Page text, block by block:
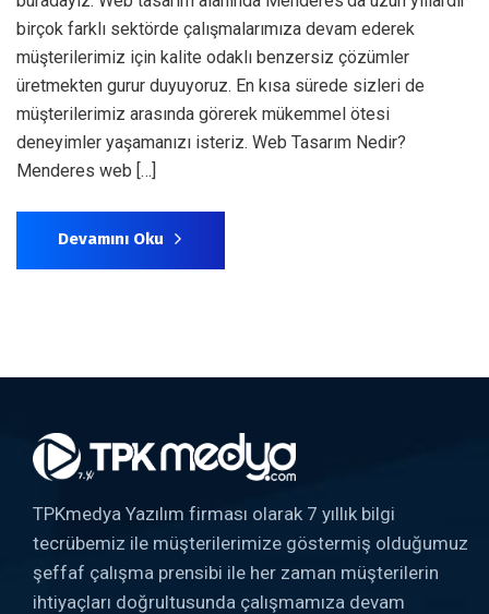
birçok farklı sektörde çalışmalarımıza devam ederek
müşterilerimiz için kalite odaklı benzersiz çözümler
üretmekten gurur duyuyoruz. En kısa sürede sizleri de
müşterilerimiz arasında görerek mükemmel ötesi
deneyimler yaşamanızı isteriz. Web Tasarım Nedir?
Menderes web […]
Devamını Oku
TPKmedya Yazılım firması olarak 7 yıllık bilgi
tecrübemiz ile müşterilerimize göstermiş olduğumuz
şeffaf çalışma prensibi ile her zaman müşterilerin
ihtiyaçları doğrultusunda çalışmamıza devam